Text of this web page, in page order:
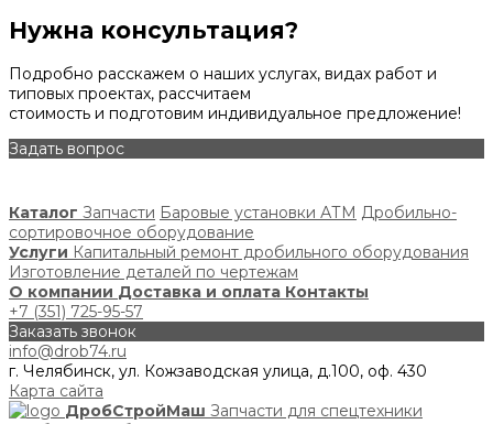
Нужна консультация?
Подробно расскажем о наших услугах, видах работ и
типовых проектах, рассчитаем
стоимость и подготовим индивидуальное предложение!
Задать вопрос
Каталог Запчасти Баровые установки АТМ Дробильно-
сортировочное оборудование
Услуги Капитальный ремонт дробильного оборудования
Изготовление деталей по чертежам
О компании Доставка и оплата Контакты
+7 (351) 725-95-57
Заказать звонок
info@drob74.ru
г. Челябинск, ул. Кожзаводская улица, д.100, оф. 430
Карта сайта
ДробСтройМаш Запчасти для спецтехники